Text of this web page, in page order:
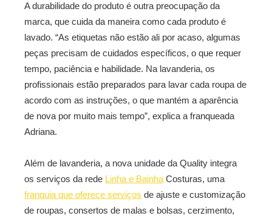
A durabilidade do produto é outra preocupação da
marca, que cuida da maneira como cada produto é
lavado. “As etiquetas não estão ali por acaso, algumas
peças precisam de cuidados específicos, o que requer
tempo, paciência e habilidade. Na lavanderia, os
profissionais estão preparados para lavar cada roupa de
acordo com as instruções, o que mantém a aparência
de nova por muito mais tempo”, explica a franqueada
Adriana.
Além de lavanderia, a nova unidade da Quality integra
os serviços da rede Linha e Bainha Costuras, uma
franquia que oferece serviços de ajuste e customização
de roupas, consertos de malas e bolsas, cerzimento,